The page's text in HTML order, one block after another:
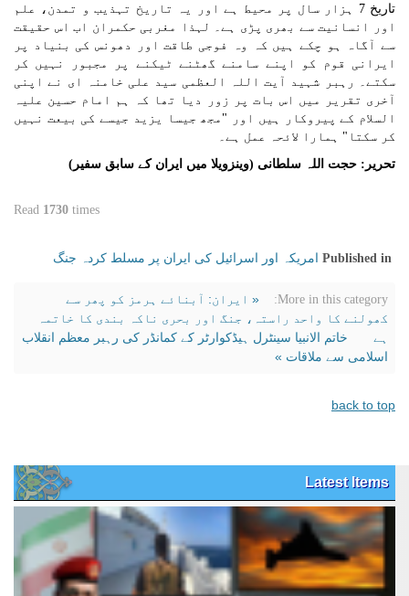
تاریخ 7 ہزار سال پر محیط ہے اور یہ تاریخ تہذیب و تمدن، علم
اور انسانیت سے بھری پڑی ہے۔ لہذا مغربی حکمران اب اس حقیقت
سے آگاہ ہو چکے ہیں کہ وہ فوجی طاقت اور دھونس کی بنیاد پر
ایرانی قوم کو اپنے سامنے گھٹنے ٹیکنے پر مجبور نہیں کر
سکتے۔ رہبر شہید آیت اللہ العظمی سید علی خامنہ ای نے اپنی
آخری تقریر میں اس بات پر زور دیا تھا کہ ہم امام حسین علیہ
السلام کے پیروکار ہیں اور "مجھ جیسا یزید جیسے کی بیعت نہیں
کر سکتا" ہمارا لائحہ عمل ہے۔
تحریر: حجت اللہ سلطانی (وینزویلا میں ایران کے سابق سفیر)
Read 1730 times
Published in امریکہ اور اسرائیل کی ایران پر مسلط کردہ جنگ
More in this category:
« ایران: آبنائے ہرمز کو پھر سے
کھولنے کا واحد راستہ، جنگ اور بحری ناکہ بندی کا خاتمہ
ہے
خاتم الانبیا سینٹرل ہیڈکوارٹر کے کمانڈر کی رہبر معظم انقلاب
اسلامی سے ملاقات »
back to top
Latest Items